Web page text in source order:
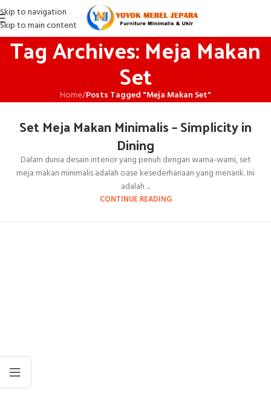
Skip to navigation
Skip to main content
Tag Archives: Meja Makan
Set
Home/Posts Tagged "Meja Makan Set"
Set Meja Makan Minimalis – Simplicity in
Dining
Dalam dunia desain interior yang penuh dengan warna-warni, set
meja makan minimalis adalah oase kesederhanaan yang menarik. Ini
adalah ...
CONTINUE READING